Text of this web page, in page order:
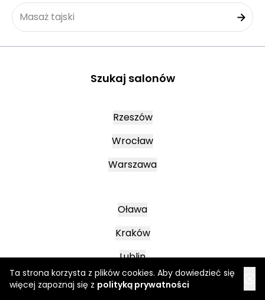
Ta strona korzysta z plików cookies. Aby dowiedzieć się
więcej zapoznaj się z polityką prywatności
Masaż tajski
Szukaj salonów
Rzeszów
Wrocław
Warszawa
Oława
Kraków
Lublin